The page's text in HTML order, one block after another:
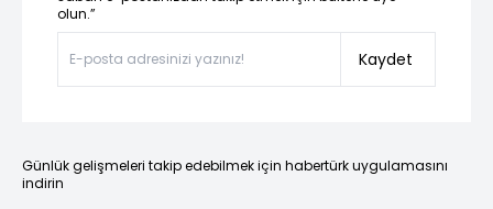
olun.”
Kaydet
Günlük gelişmeleri takip edebilmek için habertürk uygulamasını
indirin